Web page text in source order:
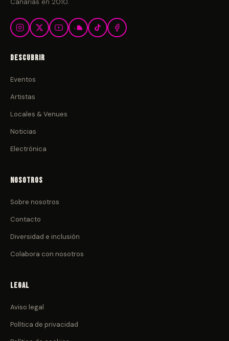
Descubrir
Eventos
Artistas
Locales & Venues
Noticias
Electrónica
Nosotros
Sobre nosotros
Contacto
Diversidad e inclusión
Colabora con nosotros
Legal
Aviso legal
Política de privacidad